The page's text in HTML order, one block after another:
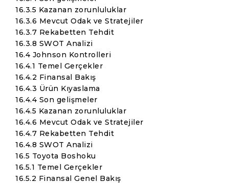
16.3.5 Kazanan zorunluluklar
16.3.6 Mevcut Odak ve Stratejiler
16.3.7 Rekabetten Tehdit
16.3.8 SWOT Analizi
16.4 Johnson Kontrolleri
16.4.1 Temel Gerçekler
16.4.2 Finansal Bakış
16.4.3 Ürün Kıyaslama
16.4.4 Son gelişmeler
16.4.5 Kazanan zorunluluklar
16.4.6 Mevcut Odak ve Stratejiler
16.4.7 Rekabetten Tehdit
16.4.8 SWOT Analizi
16.5 Toyota Boshoku
16.5.1 Temel Gerçekler
16.5.2 Finansal Genel Bakış